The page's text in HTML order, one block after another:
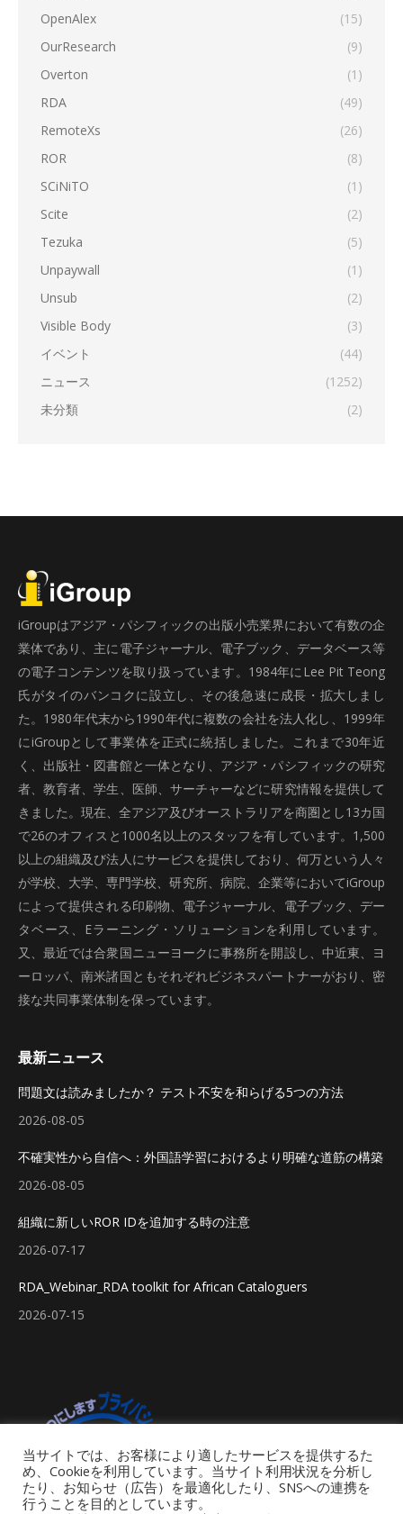
OpenAlex
(15)
OurResearch
(9)
Overton
(1)
RDA
(49)
RemoteXs
(26)
ROR
(8)
SCiNiTO
(1)
Scite
(2)
Tezuka
(5)
Unpaywall
(1)
Unsub
(2)
Visible Body
(3)
イベント
(44)
ニュース
(1252)
未分類
(2)
iGroupはアジア・パシフィックの出版小売業界において有数の企
業体であり、主に電子ジャーナル、電子ブック、データベース等
の電子コンテンツを取り扱っています。1984年にLee Pit Teong
氏がタイのバンコクに設立し、その後急速に成長・拡大しまし
た。1980年代末から1990年代に複数の会社を法人化し、1999年
にiGroupとして事業体を正式に統括しました。これまで30年近
く、出版社・図書館と一体となり、アジア・パシフィックの研究
者、教育者、学生、医師、サーチャーなどに研究情報を提供して
きました。現在、全アジア及びオーストラリアを商圏とし13カ国
で26のオフィスと1000名以上のスタッフを有しています。1,500
以上の組織及び法人にサービスを提供しており、何万という人々
が学校、大学、専門学校、研究所、病院、企業等においてiGroup
によって提供される印刷物、電子ジャーナル、電子ブック、デー
タベース、Eラーニング・ソリューションを利用しています。
又、最近では合衆国ニューヨークに事務所を開設し、中近東、ヨ
ーロッパ、南米諸国ともそれぞれビジネスパートナーがおり、密
接な共同事業体制を保っています。
最新ニュース
問題文は読みましたか？ テスト不安を和らげる5つの方法
2026-08-05
不確実性から自信へ：外国語学習におけるより明確な道筋の構築
2026-08-05
組織に新しいROR IDを追加する時の注意
2026-07-17
RDA_Webinar_RDA toolkit for African Cataloguers
2026-07-15
当サイトでは、お客様により適したサービスを提供するた
め、Cookieを利用しています。当サイト利用状況を分析し
たり、お知らせ（広告）を最適化したり、SNSへの連携を
行うことを目的としています。